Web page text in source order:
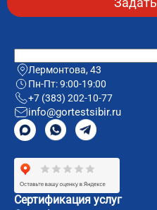
Сертификация услуг
Лермонтова, 43
Пн-Пт: 9:00-19:00
+7 (383) 202-10-77
info@gortestsibir.ru